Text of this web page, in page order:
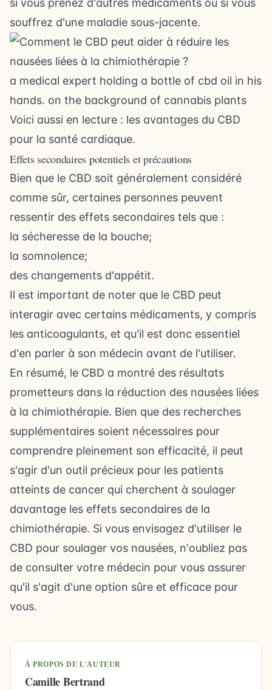
si vous prenez d'autres médicaments ou si vous
souffrez d'une maladie sous-jacente.
a medical expert holding a bottle of cbd oil in his
hands. on the background of cannabis plants
Voici aussi en lecture : les avantages du CBD
pour la santé cardiaque.
Effets secondaires potentiels et précautions
Bien que le CBD soit généralement considéré
comme sûr, certaines personnes peuvent
ressentir des effets secondaires tels que :
la sécheresse de la bouche;
la somnolence;
des changements d'appétit.
Il est important de noter que le CBD peut
interagir avec certains médicaments, y compris
les anticoagulants, et qu'il est donc essentiel
d'en parler à son médecin avant de l'utiliser.
En résumé, le CBD a montré des résultats
prometteurs dans la réduction des nausées liées
à la chimiothérapie. Bien que des recherches
supplémentaires soient nécessaires pour
comprendre pleinement son efficacité, il peut
s'agir d'un outil précieux pour les patients
atteints de cancer qui cherchent à soulager
davantage les effets secondaires de la
chimiothérapie. Si vous envisagez d'utiliser le
CBD pour soulager vos nausées, n'oubliez pas
de consulter votre médecin pour vous assurer
qu'il s'agit d'une option sûre et efficace pour
vous.
À PROPOS DE L'AUTEUR
Camille Bertrand